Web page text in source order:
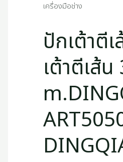
เครื่องมือช่าง
ปักเต้าตี
เต้าตีเส้น